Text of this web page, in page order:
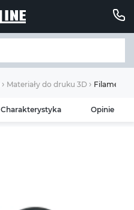
Materiały do ​​druku 3D Filament
Charakterystyka Opinie